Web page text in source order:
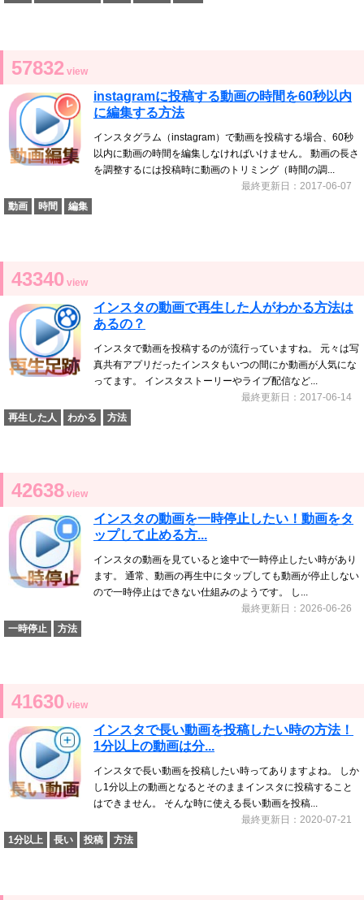
57832 view
instagramに投稿する動画の時間を60秒以内
に編集する方法
インスタグラム（instagram）で動画を投稿する場合、60秒
以内に動画の時間を編集しなければいけません。 動画の長さ
を調整するには投稿時に動画のトリミング（時間の調...
最終更新日：2017-06-07
動画
時間 編集
43340 view
インスタの動画で再生した人がわかる方法は
あるの？
インスタで動画を投稿するのが流行っていますね。 元々は写
真共有アプリだったインスタもいつの間にか動画が人気にな
ってます。 インスタストーリーやライブ配信など...
最終更新日：2017-06-14
再生した人
わかる 方法
42638 view
インスタの動画を一時停止したい！動画をタ
ップして止める方...
インスタの動画を見ていると途中で一時停止したい時があり
ます。 通常、動画の再生中にタップしても動画が停止しない
ので一時停止はできない仕組みのようです。 し...
最終更新日：2026-06-26
一時停止
方法
41630 view
インスタで長い動画を投稿したい時の方法！
1分以上の動画は分...
インスタで長い動画を投稿したい時ってありますよね。 しか
し1分以上の動画となるとそのままインスタに投稿すること
はできません。 そんな時に使える長い動画を投稿...
最終更新日：2020-07-21
1分以上
長い 投稿 方法